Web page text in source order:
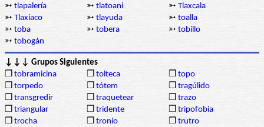
➳ tlapalería ➳ tlatoani ➳ Tlaxcala
➳ Tlaxiaco ➳ tlayuda ➳ toalla
➳ toba ➳ tobera ➳ tobillo
➳ tobogán
↓↓↓ Grupos Siguientes
❒ tobramicina ❒ tolteca ❒ topo
❒ torpedo ❒ tótem ❒ tragúlido
❒ transgredir ❒ traquetear ❒ trazo
❒ triangular ❒ tridente ❒ tripofobia
❒ trocha ❒ tronío ❒ trutro